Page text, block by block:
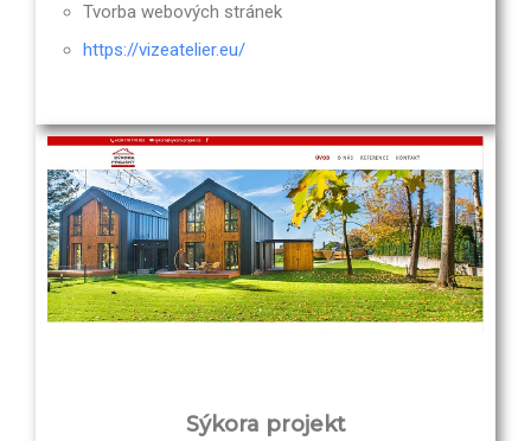
Tvorba webových stránek
https://vizeatelier.eu/
Sýkora projekt